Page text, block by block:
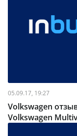
05.09.17, 19:27
Volkswagen
Volkswagen